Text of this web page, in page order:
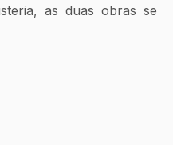
as duas obras se